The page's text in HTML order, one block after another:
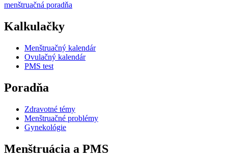
menštruačná poradňa
Kalkulačky
Menštruačný kalendár
Ovulačný kalendár
PMS test
Poradňa
Zdravotné témy
Menštruačné problémy
Gynekológie
Menštruácia a PMS